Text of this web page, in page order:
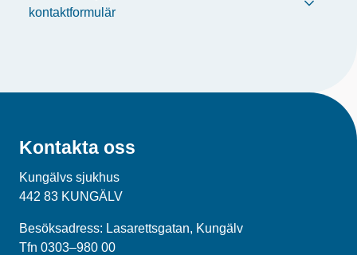
kontaktformulär
Kontakta oss
Kungälvs sjukhus
442 83 KUNGÄLV
Besöksadress: Lasarettsgatan, Kungälv
Tfn 0303–980 00